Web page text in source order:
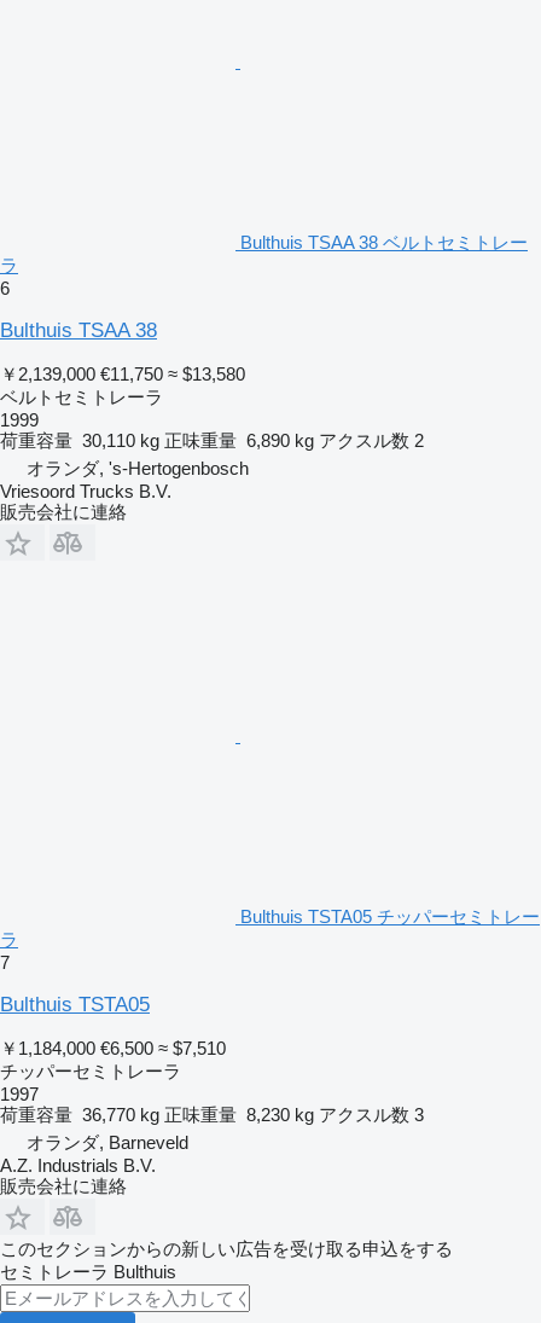
Bulthuis TSAA 38 ベルトセミトレー
ラ
6
Bulthuis TSAA 38
￥2,139,000 €11,750 ≈ $13,580
ベルトセミトレーラ
1999
荷重容量 30,110 kg 正味重量 6,890 kg アクスル数 2
オランダ, 's-Hertogenbosch
Vriesoord Trucks B.V.
販売会社に連絡
Bulthuis TSTA05 チッパーセミトレー
ラ
7
Bulthuis TSTA05
￥1,184,000 €6,500 ≈ $7,510
チッパーセミトレーラ
1997
荷重容量 36,770 kg 正味重量 8,230 kg アクスル数 3
オランダ, Barneveld
A.Z. Industrials B.V.
販売会社に連絡
このセクションからの新しい広告を受け取る申込をする
セミトレーラ Bulthuis